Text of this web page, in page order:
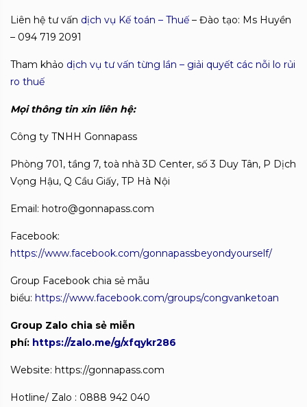
Liên hệ tư vấn dịch vụ Kế toán – Thuế – Đào tạo: Ms Huyền
– 094 719 2091
Tham khảo dịch vụ tư vấn từng lần – giải quyết các nỗi lo rủi
ro thuế
Mọi thông tin xin liên hệ:
Công ty TNHH Gonnapass
Phòng 701, tầng 7, toà nhà 3D Center, số 3 Duy Tân, P Dịch
Vọng Hậu, Q Cầu Giấy, TP Hà Nội
Email: hotro@gonnapass.com
Facebook:
https://www.facebook.com/gonnapassbeyondyourself/
Group Facebook chia sẻ mẫu
biểu: https://www.facebook.com/groups/congvanketoan
Group Zalo chia sẻ miễn
phí: https://zalo.me/g/xfqykr286
Website: https://gonnapass.com
Hotline/ Zalo : 0888 942 040